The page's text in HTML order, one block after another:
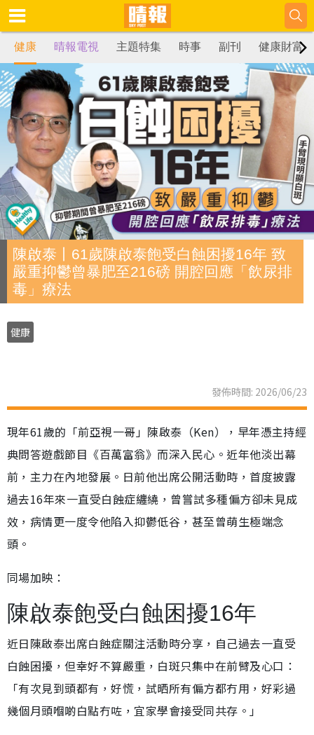
健康 晴報電視 主題特集 時事 副刊 健康財富
陳啟泰丨61歲陳啟泰飽受白蝕困擾16年 致
嚴重抑鬱曾暴肥至216磅 開腔回應「飲尿排
毒」療法
健康
發佈時間: 2026/06/23
現年61歲的「前亞視一哥」陳啟泰（Ken），早年憑主持經
典問答遊戲節目《百萬富翁》而深入民心。近年他淡出幕
前，主力在內地發展。日前他出席公開活動時，首度披露
過去16年來一直受白蝕症纏繞，曾嘗試多種偏方卻未見成
效，病情更一度令他陷入抑鬱低谷，甚至曾萌生極端念
頭。
同場加映：
陳啟泰飽受白蝕困擾16年
近日陳啟泰出席白蝕症關注活動時分享，自己過去一直受
白蝕困擾，但幸好不算嚴重，白斑只集中在前臂及心口：
「有次見到頭都有，好慌，試晒所有偏方都冇用，好彩過
幾個月頭嗰啲白點冇咗，宜家學會接受同共存。」